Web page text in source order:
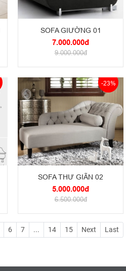
SOFA GIƯỜNG 01
7.000.000đ
9.000.000đ
-23%
SOFA THƯ GIÃN 02
5.000.000đ
6.500.000đ
6 7 ... 14 15 Next Last